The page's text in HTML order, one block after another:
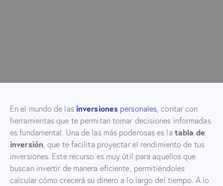
En el mundo de las inversiones personales, contar con
herramientas que te permitan tomar decisiones informadas
es fundamental. Una de las más poderosas es la tabla de
inversión, que te facilita proyectar el rendimiento de tus
inversiones. Este recurso es muy útil para aquellos que
buscan invertir de manera eficiente, permitiéndoles
calcular cómo crecerá su dinero a lo largo del tiempo. A lo